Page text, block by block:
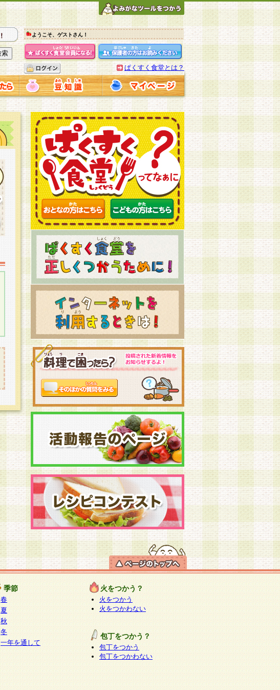
ようこそ、ゲストさん！
ぱくすく食堂とは？
季節
春
夏
秋
冬
一年を通して
火をつかう？
火をつかう
火をつかわない
包丁をつかう？
包丁をつかう
包丁をつかわない